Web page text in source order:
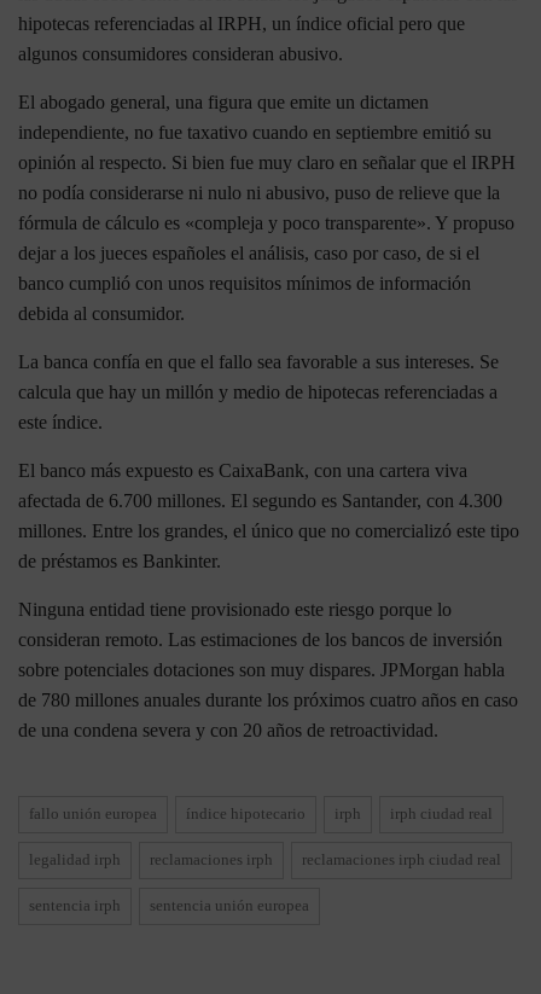
hipotecas referenciadas al IRPH, un índice oficial pero que
algunos consumidores consideran abusivo.
El abogado general, una figura que emite un dictamen
independiente, no fue taxativo cuando en septiembre emitió su
opinión al respecto. Si bien fue muy claro en señalar que el IRPH
no podía considerarse ni nulo ni abusivo, puso de relieve que la
fórmula de cálculo es «compleja y poco transparente». Y propuso
dejar a los jueces españoles el análisis, caso por caso, de si el
banco cumplió con unos requisitos mínimos de información
debida al consumidor.
La banca confía en que el fallo sea favorable a sus intereses. Se
calcula que hay un millón y medio de hipotecas referenciadas a
este índice.
El banco más expuesto es CaixaBank, con una cartera viva
afectada de 6.700 millones. El segundo es Santander, con 4.300
millones. Entre los grandes, el único que no comercializó este tipo
de préstamos es Bankinter.
Ninguna entidad tiene provisionado este riesgo porque lo
consideran remoto. Las estimaciones de los bancos de inversión
sobre potenciales dotaciones son muy dispares. JPMorgan habla
de 780 millones anuales durante los próximos cuatro años en caso
de una condena severa y con 20 años de retroactividad.
fallo unión europea índice hipotecario irph irph ciudad real
legalidad irph reclamaciones irph reclamaciones irph ciudad real
sentencia irph sentencia unión europea